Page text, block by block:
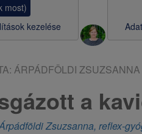
most)
kezelése
ÁRPÁDFÖLDI ZSUZSANNA
a
Zsuzsanna, reflex-